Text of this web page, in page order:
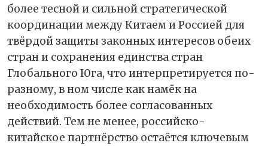
более тесной и сильной стратегической
координации между Китаем и Россией для
твёрдой защиты законных интересов обеих
стран и сохранения единства стран
Глобального Юга, что интерпретируется по-
разному, в ном числе как намёк на
необходимость более согласованных
действий. Тем не менее, российско-
китайское партнёрство остаётся ключевым